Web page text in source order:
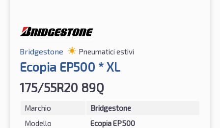
Bridgestone Pneumatici estivi
Ecopia EP500 * XL
175/55R20 89Q
Marchio
Bridgestone
Modello
Ecopia EP500